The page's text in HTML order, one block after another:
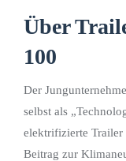
Über
100
Der
selbst als
elektrifizierte
Beitrag zur